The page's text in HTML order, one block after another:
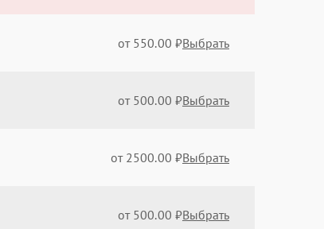
от 550.00 ₽Выбрать
от 500.00 ₽Выбрать
от 2500.00 ₽Выбрать
от 500.00 ₽Выбрать